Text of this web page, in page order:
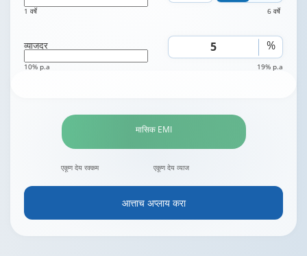
1 वर्षे 6 वर्षे
व्याजदर %
10% p.a 19% p.a
मासिक EMI
एकूण देय रक्कम एकूण देय व्याज
आत्ताच अप्लाय करा